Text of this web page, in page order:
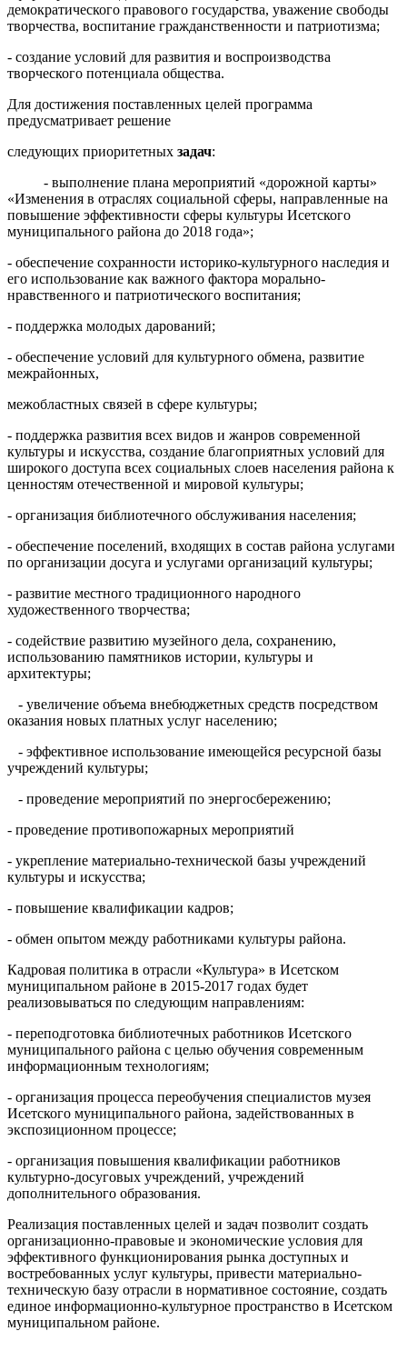
демократического правового государства, уважение свободы
творчества, воспитание гражданственности и патриотизма;
- создание условий для развития и воспроизводства
творческого потенциала общества.
Для достижения поставленных целей программа
предусматривает решение
следующих приоритетных задач:
- выполнение плана мероприятий «дорожной карты»
«Изменения в отраслях социальной сферы, направленные на
повышение эффективности сферы культуры Исетского
муниципального района до 2018 года»;
- обеспечение сохранности историко-культурного наследия и
его использование как важного фактора морально-
нравственного и патриотического воспитания;
- поддержка молодых дарований;
- обеспечение условий для культурного обмена, развитие
межрайонных,
межобластных связей в сфере культуры;
- поддержка развития всех видов и жанров современной
культуры и искусства, создание благоприятных условий для
широкого доступа всех социальных слоев населения района к
ценностям отечественной и мировой культуры;
- организация библиотечного обслуживания населения;
- обеспечение поселений, входящих в состав района услугами
по организации досуга и услугами организаций культуры;
- развитие местного традиционного народного
художественного творчества;
- содействие развитию музейного дела, сохранению,
использованию памятников истории, культуры и
архитектуры;
- увеличение объема внебюджетных средств посредством
оказания новых платных услуг населению;
- эффективное использование имеющейся ресурсной базы
учреждений культуры;
- проведение мероприятий по энергосбережению;
- проведение противопожарных мероприятий
- укрепление материально-технической базы учреждений
культуры и искусства;
- повышение квалификации кадров;
- обмен опытом между работниками культуры района.
Кадровая политика в отрасли «Культура» в Исетском
муниципальном районе в 2015-2017 годах будет
реализовываться по следующим направлениям:
- переподготовка библиотечных работников Исетского
муниципального района с целью обучения современным
информационным технологиям;
- организация процесса переобучения специалистов музея
Исетского муниципального района, задействованных в
экспозиционном процессе;
- организация повышения квалификации работников
культурно-досуговых учреждений, учреждений
дополнительного образования.
Реализация поставленных целей и задач позволит создать
организационно-правовые и экономические условия для
эффективного функционирования рынка доступных и
востребованных услуг культуры, привести материально-
техническую базу отрасли в нормативное состояние, создать
единое информационно-культурное пространство в Исетском
муниципальном районе.